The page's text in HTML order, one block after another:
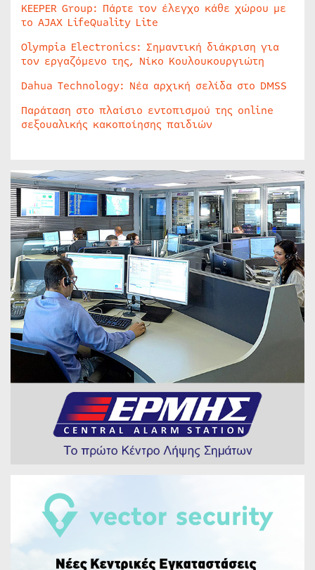
KEEPER Group: Πάρτε τον έλεγχο κάθε χώρου με
το AJAX LifeQuality Lite
Olympia Electronics: Σημαντική διάκριση για
τον εργαζόμενο της, Νίκο Κουλουκουργιώτη
Dahua Technology: Νέα αρχική σελίδα στο DMSS
Παράταση στο πλαίσιο εντοπισμού της online
σεξουαλικής κακοποίησης παιδιών